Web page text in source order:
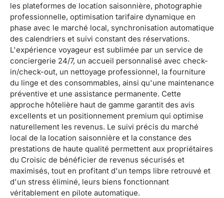
les plateformes de location saisonnière, photographie
professionnelle, optimisation tarifaire dynamique en
phase avec le marché local, synchronisation automatique
des calendriers et suivi constant des réservations.
L'expérience voyageur est sublimée par un service de
conciergerie 24/7, un accueil personnalisé avec check-
in/check-out, un nettoyage professionnel, la fourniture
du linge et des consommables, ainsi qu'une maintenance
préventive et une assistance permanente. Cette
approche hôtelière haut de gamme garantit des avis
excellents et un positionnement premium qui optimise
naturellement les revenus. Le suivi précis du marché
local de la location saisonnière et la constance des
prestations de haute qualité permettent aux propriétaires
du Croisic de bénéficier de revenus sécurisés et
maximisés, tout en profitant d'un temps libre retrouvé et
d'un stress éliminé, leurs biens fonctionnant
véritablement en pilote automatique.